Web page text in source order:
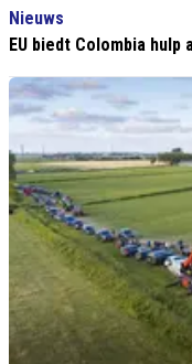
Nieuws
EU biedt Colombia